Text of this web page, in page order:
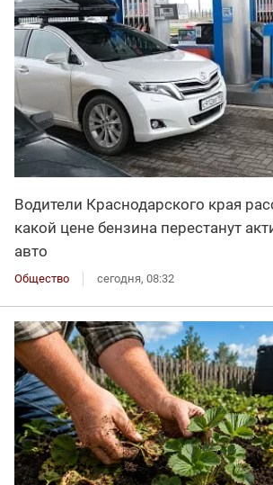
Водители Краснодарского края
какой цене бензина перестанут
авто
Общество сегодня, 08:32